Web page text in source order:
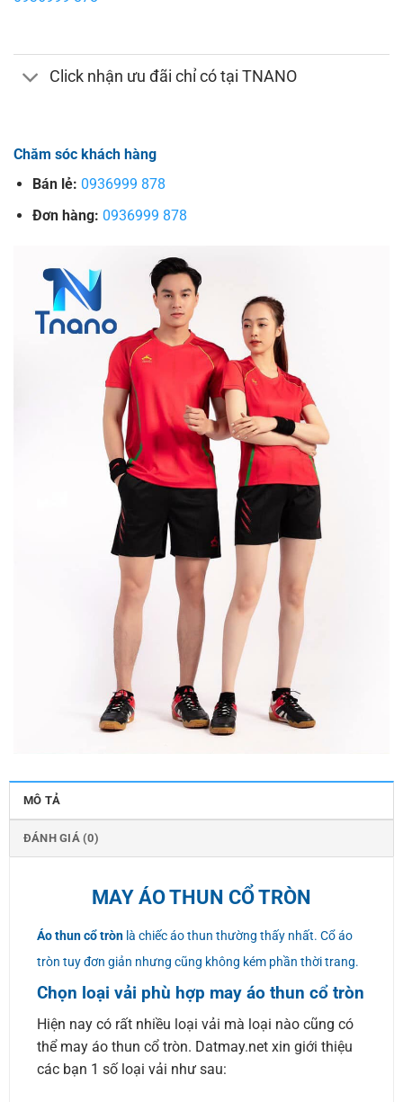
Click nhận ưu đãi chỉ có tại TNANO
Chăm sóc khách hàng
Bán lẻ: 0936999 878
Đơn hàng: 0936999 878
MÔ TẢ
ĐÁNH GIÁ (0)
MAY ÁO THUN CỔ TRÒN
Áo thun cổ trònlà chiếc áo thun thường thấy nhất. Cổ áo
tròn tuy đơn giản nhưng cũng không kém phần thời trang.
Chọn loại vải phù hợp may áo thun cổ tròn
Hiện nay có rất nhiều loại vải mà loại nào cũng có
thể may áo thun cổ tròn. Datmay.net xin giới thiệu
các bạn 1 số loại vải như sau: